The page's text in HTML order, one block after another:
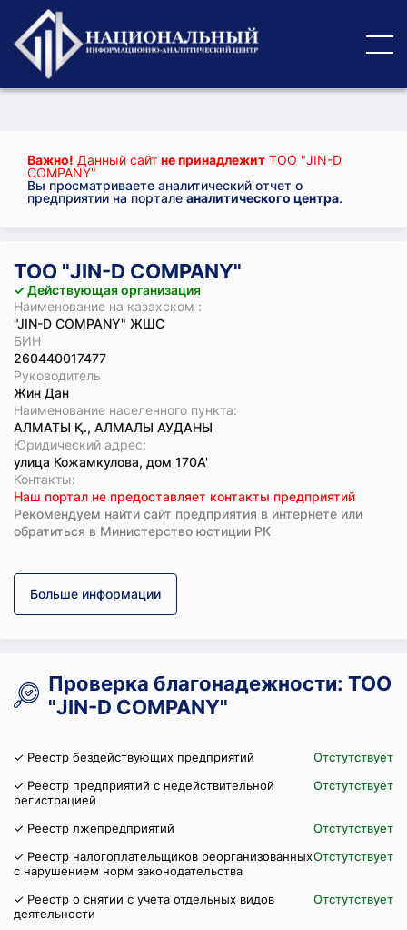
Важно! Данный сайт не принадлежит ТОО "JIN-D
COMPANY"
Вы просматриваете аналитический отчет о
предприятии на портале аналитического центра.
ТОО "JIN-D COMPANY"
✓ Действующая организация
Наименование на казахском :
"JIN-D COMPANY" ЖШС
БИН
260440017477
Руководитель
Жин Дан
Наименование населенного пункта:
АЛМАТЫ Қ., АЛМАЛЫ АУДАНЫ
Юридический адрес:
улица Кожамкулова, дом 170А'
Koнтaкты:
Наш портал не предоставляет контакты предприятий
Рекомендуем найти сайт предприятия в интернете или
обратиться в Министерство юстиции РК
Больше информации
Проверка благонадежности: ТОО
"JIN-D COMPANY"
✓ Реестр бездействующих предприятий
Отстутствует
✓ Реестр предприятий с недействительной
регистрацией
Отстутствует
✓ Реестр лжепредприятий
Отстутствует
✓ Реестр налогоплательщиков реорганизованных
с нарушением норм законодательства
Отстутствует
✓ Реестр о снятии с учета отдельных видов
деятельности
Отстутствует